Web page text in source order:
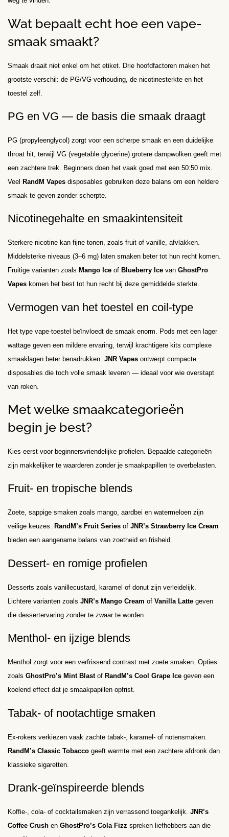
Wat bepaalt echt hoe een vape-
smaak smaakt?
Smaak draait niet enkel om het etiket. Drie hoofd­factoren maken het
grootste verschil: de PG/VG-verhouding, de nicotine­sterkte en het
toestel zelf.
PG en VG — de basis die smaak draagt
PG (propyleenglycol) zorgt voor een scherpe smaak en een duidelijke
throat hit, terwijl VG (vegetable glycerine) grotere dampwolken geeft met
een zachtere trek. Beginners doen het vaak goed met een 50:50 mix.
Veel RandM Vapes disposables gebruiken deze balans om een heldere
smaak te geven zonder scherpte.
Nicotinegehalte en smaakintensiteit
Sterkere nicotine kan fijne tonen, zoals fruit of vanille, afvlakken.
Middelsterke niveaus (3–6 mg) laten smaken beter tot hun recht komen.
Fruitige varianten zoals Mango Ice of Blueberry Ice van GhostPro
Vapes komen het best tot hun recht bij deze gemiddelde sterkte.
Vermogen van het toestel en coil-type
Het type vape-toestel beïnvloedt de smaak enorm. Pods met een lager
wattage geven een mildere ervaring, terwijl krachtigere kits complexe
smaaklagen beter benadrukken. JNR Vapes ontwerpt compacte
disposables die toch volle smaak leveren — ideaal voor wie overstapt
van roken.
Met welke smaakcategorieën
begin je best?
Kies eerst voor beginnersvriendelijke profielen. Bepaalde categorieën
zijn makkelijker te waarderen zonder je smaakpapillen te overbelasten.
Fruit- en tropische blends
Zoete, sappige smaken zoals mango, aardbei en watermeloen zijn
veilige keuzes. RandM’s Fruit Series of JNR’s Strawberry Ice Cream
bieden een aangename balans van zoetheid en frisheid.
Dessert- en romige profielen
Desserts zoals vanillecustard, karamel of donut zijn verleidelijk.
Lichtere varianten zoals JNR’s Mango Cream of Vanilla Latte geven
die dessertervaring zonder te zwaar te worden.
Menthol- en ijzige blends
Menthol zorgt voor een verfrissend contrast met zoete smaken. Opties
zoals GhostPro’s Mint Blastof RandM’s Cool Grape Ice geven een
koelend effect dat je smaakpapillen opfrist.
Tabak- of nootachtige smaken
Ex-rokers verkiezen vaak zachte tabak-, karamel- of notensmaken.
RandM’s Classic Tobacco geeft warmte met een zachtere afdronk dan
klassieke sigaretten.
Drank-geïnspireerde blends
Koffie-, cola- of cocktailsmaken zijn verrassend toegankelijk. JNR’s
Coffee Crush en GhostPro’s Cola Fizz spreken liefhebbers aan die